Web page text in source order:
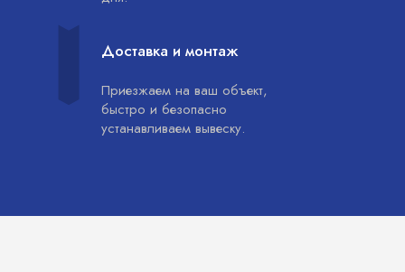
Доставка и монтаж
Приезжаем на ваш объект,
быстро и безопасно
устанавливаем вывеску.